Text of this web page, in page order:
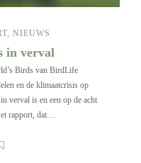
, NIEUWS
in verval
Birds van BirdLife
en de klimaatcrisis op
verval is en een op de acht
rapport, dat…